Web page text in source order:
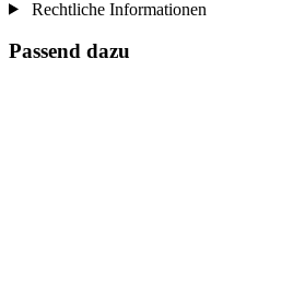
Rechtliche Informationen
Passend dazu